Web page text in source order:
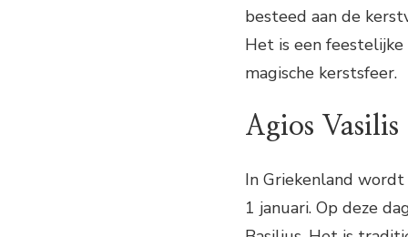
besteed aan de
Het is een
magische kerstsfeer.
Agios Vasilis
In Griekenland
1 januari. Op deze